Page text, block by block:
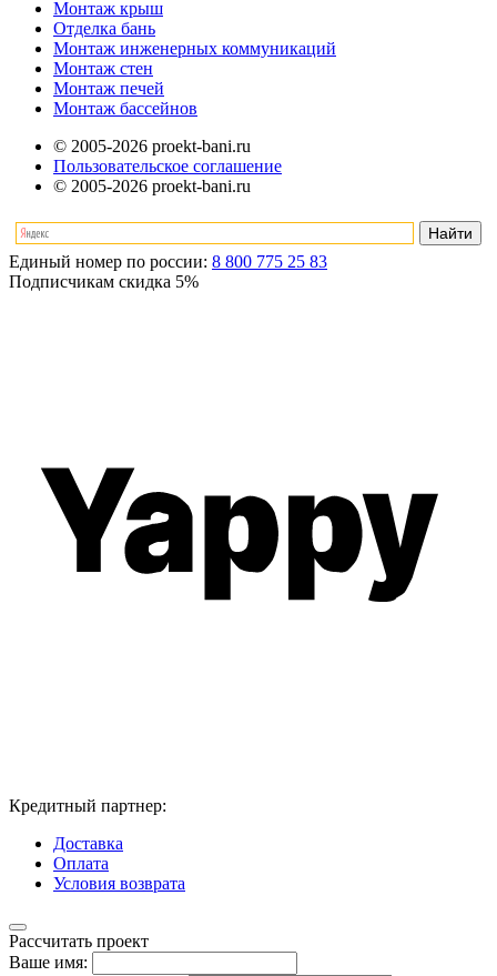
Монтаж крыш
Отделка бань
Монтаж инженерных коммуникаций
Монтаж стен
Монтаж печей
Монтаж бассейнов
© 2005-2026 proekt-bani.ru
Пользовательское соглашение
© 2005-2026 proekt-bani.ru
Единый номер по россии: 8 800 775 25 83
Подписчикам скидка 5%
Кредитный партнер:
Доставка
Оплата
Условия возврата
Рассчитать проект
Ваше имя: